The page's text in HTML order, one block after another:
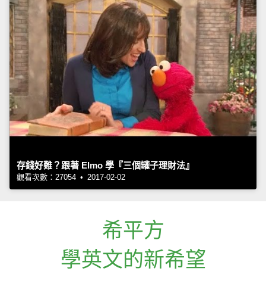
存錢好難？跟著 Elmo 學『三個罐子理財法』
觀看次數：27054 • 2017-02-02
希平方
學英文的新希望